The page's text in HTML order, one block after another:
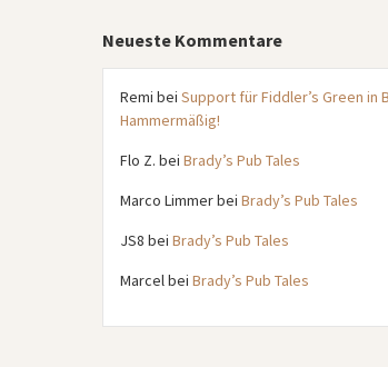
Neueste Kommentare
Remi bei Support für Fiddler’s Green in
Hammermäßig!
Flo Z. bei Brady’s Pub Tales
Marco Limmerbei Brady’s Pub Tales
JS8 bei Brady’s Pub Tales
Marcel bei Brady’s Pub Tales